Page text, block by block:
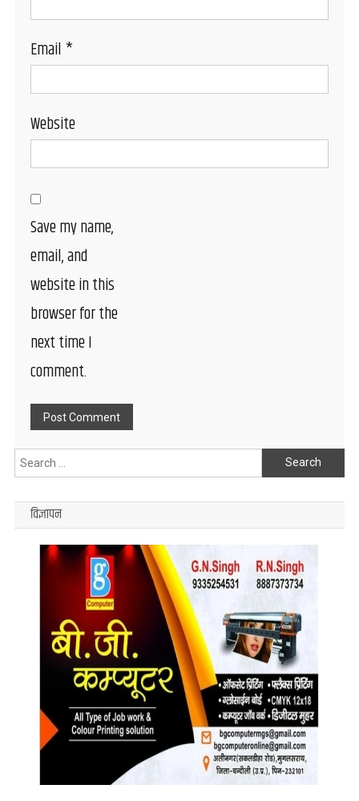
Email*
Website
Save my name,
email, and
website in this
browser for the
next time I
comment.
Search
for:
विज्ञापन